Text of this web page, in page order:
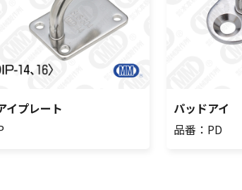
イプレート
パッドアイ
品番：PD